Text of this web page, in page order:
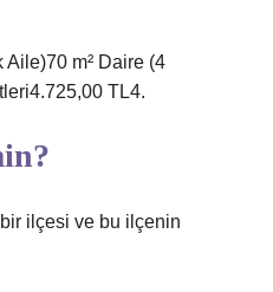
Aile)70 m² Daire (4
TL4.
ilçesi ve bu ilçenin